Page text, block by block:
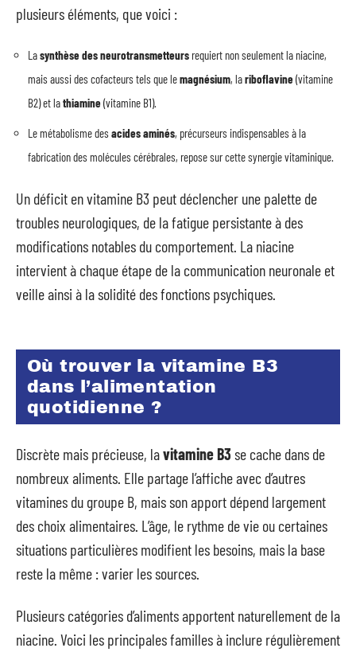
plusieurs éléments, que voici :
Lasynthèse des neurotransmetteurs requiert non seulement la niacine,
mais aussi des cofacteurs tels que lemagnésium, lariboflavine(vitamine
B2) et lathiamine(vitamine B1).
Le métabolisme des acides aminés, précurseurs indispensables à la
fabrication des molécules cérébrales, repose sur cette synergie vitaminique.
Un déficit en vitamine B3 peut déclencher une palette de
troubles neurologiques, de la fatigue persistante à des
modifications notables du comportement. La niacine
intervient à chaque étape de la communication neuronale et
veille ainsi à la solidité des fonctions psychiques.
Où trouver la vitamine B3
dans l’alimentation
quotidienne ?
Discrète mais précieuse, lavitamine B3 se cache dans de
nombreux aliments. Elle partage l’affiche avec d’autres
vitamines du groupe B, mais son apport dépend largement
des choix alimentaires. L’âge, le rythme de vie ou certaines
situations particulières modifient les besoins, mais la base
reste la même : varier les sources.
Plusieurs catégories d’aliments apportent naturellement de la
niacine. Voici les principales familles à inclure régulièrement